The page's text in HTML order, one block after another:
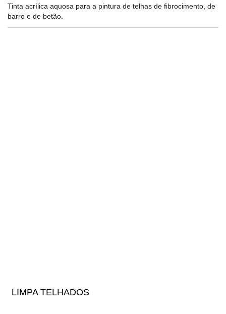
Tinta acrílica aquosa para a pintura de telhas de fibrocimento, de
barro e de betão.
LIMPA TELHADOS